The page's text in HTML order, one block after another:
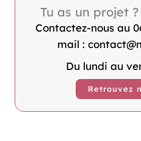
Tu as un projet
Contactez-nous au
mail :
Du lundi au
Retrouvez